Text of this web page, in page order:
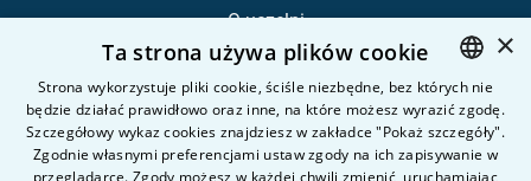
O uczelni
Kandydat
Student
Nauka i badania
POLISH
ENGLISH
×
Ta strona używa plików cookie
Strona wykorzystuje pliki cookie, ściśle niezbędne, bez których nie
będzie działać prawidłowo oraz inne, na które możesz wyrazić zgodę.
Szczegółowy wykaz cookies znajdziesz w zakładce "Pokaż szczegóły".
Zgodnie własnymi preferencjami ustaw zgody na ich zapisywanie w
przeglądarce. Zgody możesz w każdej chwili zmienić, uruchamiając